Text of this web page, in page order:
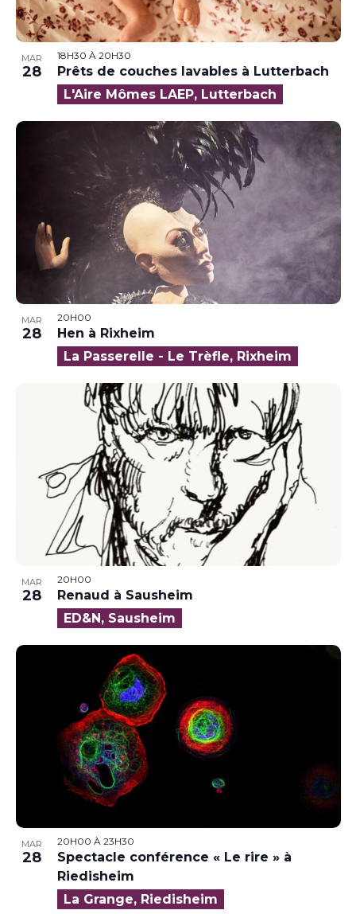
MAR
28
18H30 À 20H30
Prêts de couches lavables à Lutterbach
L'Aire Mômes LAEP, Lutterbach
MAR
28
20H00
Hen à Rixheim
La Passerelle - Le Trèfle, Rixheim
MAR
28
20H00
Renaud à Sausheim
ED&N, Sausheim
MAR
28
20H00 À 23H30
Spectacle conférence « Le rire » à
Riedisheim
La Grange, Riedisheim